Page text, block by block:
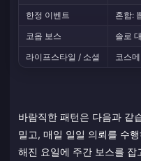
한정 이벤트
혼합:
코옵 보스
솔로
라이프스타일 / 소셜
코스
바람직한 패턴은 다음과 같
밀고, 매일 일일 의뢰를 수
해진 요일에 주간 보스를 잡